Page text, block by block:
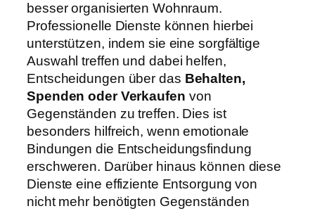
besser organisierten Wohnraum.
Professionelle Dienste können hierbei
unterstützen, indem sie eine sorgfältige
Auswahl treffen und dabei helfen,
Entscheidungen über das Behalten,
Spenden oder Verkaufen von
Gegenständen zu treffen. Dies ist
besonders hilfreich, wenn emotionale
Bindungen die Entscheidungsfindung
erschweren. Darüber hinaus können diese
Dienste eine effiziente Entsorgung von
nicht mehr benötigten Gegenständen